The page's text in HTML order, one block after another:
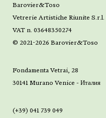
Barovier&Toso
Vetrerie Artistiche Riunite S.r.l.
VAT n. 03648350274
© 2021-2026 Barovier&Toso
Fondamenta Vetrai, 28
30141 Murano Venice - Италия
(+39) 041 739 049